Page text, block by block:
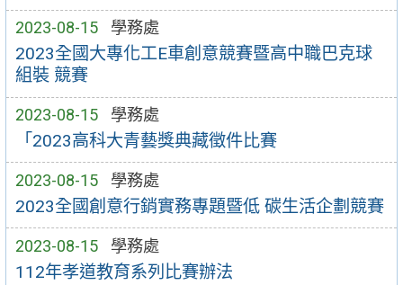
2023-08-15 學務處
2023全國大專化工E車創意競賽暨高中職巴克球
組裝 競賽
2023-08-15 學務處
「2023高科大青藝獎典藏徵件比賽
2023-08-15 學務處
2023全國創意行銷實務專題暨低 碳生活企劃競賽
2023-08-15 學務處
112年孝道教育系列比賽辦法